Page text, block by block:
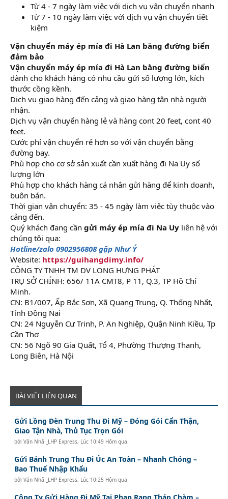
Từ 4 - 7 ngày làm việc với dịch vụ vận chuyển nhanh
Từ 7 - 10 ngày làm việc với dịch vụ vận chuyển tiết
kiệm
Vận chuyển máy ép mía đi Hà Lan bằng đường biển
đảm bảo
Vận chuyển máy ép mía đi Hà Lan bằng đường biển
dành cho khách hàng có nhu cầu gửi số lượng lớn, kích
thước cồng kềnh.
Dịch vụ giao hàng đến cảng và giao hàng tận nhà người
nhận.
Dịch vụ vận chuyển hàng lẻ và hàng cont 20 feet, cont 40
feet.
Cước phí vận chuyển rẻ hơn so với vận chuyển bằng
đường bay.
Phù hợp cho cơ sở sản xuất cần xuất hàng đi Na Uy số
lượng lớn
Phù hợp cho khách hàng cá nhân gửi hàng để kinh doanh,
buôn bán.
Thời gian vận chuyển: 35 - 45 ngày làm việc tùy thuộc vào
cảng đến.
Quý khách đang cần gửi máy ép mía đi Na Uy liên hệ với
chúng tôi qua:
Hotline/zalo 0902956808 gặp Như Ý
Website: https://guihangdimy.info/
CÔNG TY TNHH TM DV LONG HƯNG PHÁT
TRỤ SỞ CHÍNH: 656/ 11A CMT8, P 11, Q.3, TP Hồ Chí
Minh.
CN: B1/007, Ấp Bắc Sơn, Xã Quang Trung, Q. Thống Nhất,
Tỉnh Đồng Nai
CN: 24 Nguyễn Cư Trinh, P. An Nghiệp, Quận Ninh Kiều, Tp
Cần Thơ
CN: 56 Ngõ 90 Gia Quất, Tổ 4, Phường Thượng Thanh,
Long Biên, Hà Nội
BÀI VIẾT LIÊN QUAN
Gửi Lồng Đèn Trung Thu Đi Mỹ – Đóng Gói Cẩn Thận,
Giao Tận Nhà, Thủ Tục Trọn Gói
bởiVăn Nhã _LHP Express, Lúc 10:49 Hôm qua
Gửi Bánh Trung Thu Đi Úc An Toàn – Nhanh Chóng –
Bao Thuế Nhập Khẩu
bởiVăn Nhã _LHP Express, Lúc 10:25 Hôm qua
Công Ty Gửi Hàng Đi Mỹ Tại Phan Rang Tháp Chàm –